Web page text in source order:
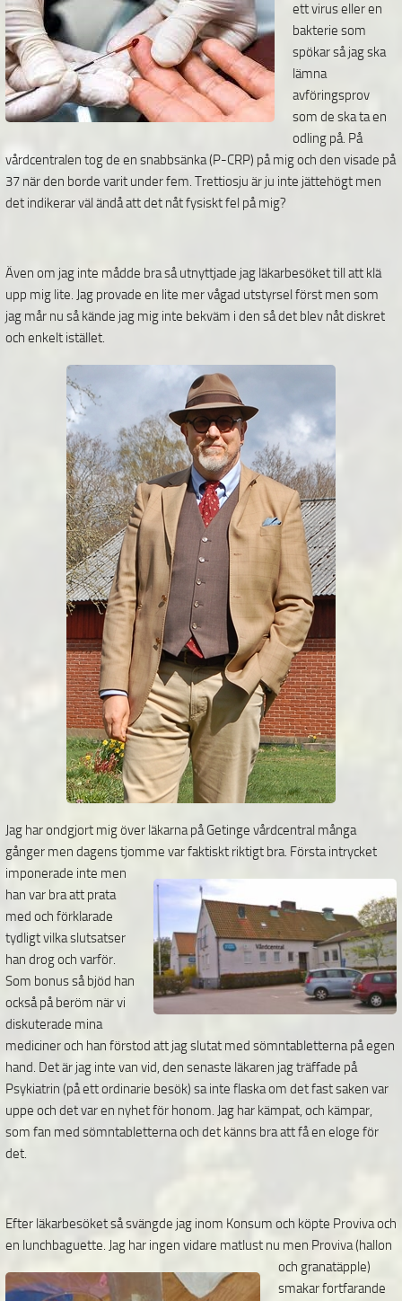
ett virus eller en
bakterie som
spökar så jag ska
lämna
avföringsprov
som de ska ta en
odling på. På
vårdcentralen tog de en snabbsänka (P-CRP) på mig och den visade på
37 när den borde varit under fem. Trettiosju är ju inte jättehögt men
det indikerar väl ändå att det nåt fysiskt fel på mig?
Även om jag inte mådde bra så utnyttjade jag läkarbesöket till att klä
upp mig lite. Jag provade en lite mer vågad utstyrsel först men som
jag mår nu så kände jag mig inte bekväm i den så det blev nåt diskret
och enkelt istället.
Jag har ondgjort mig över läkarna på Getinge vårdcentral många
gånger men dagens tjomme var faktiskt riktigt bra. Första intrycket
imponerade inte men
han var bra att prata
med och förklarade
tydligt vilka slutsatser
han drog och varför.
Som bonus så bjöd han
också på beröm när vi
diskuterade mina
mediciner och han förstod att jag slutat med sömntabletterna på egen
hand. Det är jag inte van vid, den senaste läkaren jag träffade på
Psykiatrin (på ett ordinarie besök) sa inte flaska om det fast saken var
uppe och det var en nyhet för honom. Jag har kämpat, och kämpar,
som fan med sömntabletterna och det känns bra att få en eloge för
det.
Efter läkarbesöket så svängde jag inom Konsum och köpte Proviva och
en lunchbaguette. Jag har ingen vidare matlust nu men Proviva (hallon
och granatäpple)
smakar fortfarande